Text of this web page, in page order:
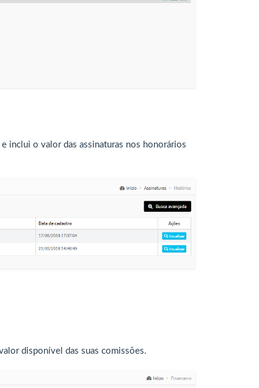
inclui o valor das assinaturas nos honorários
disponível das suas comissões.